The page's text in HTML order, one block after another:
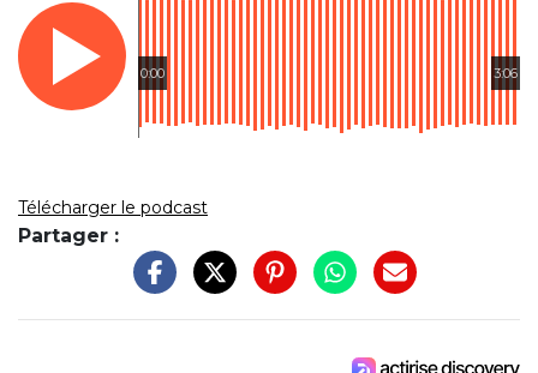
0:00 3:06
Télécharger le podcast
Partager :